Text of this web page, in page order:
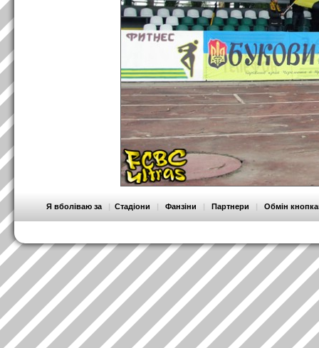
Я вболіваю за | Стадіони | Фанзіни | Партнери | Обмін